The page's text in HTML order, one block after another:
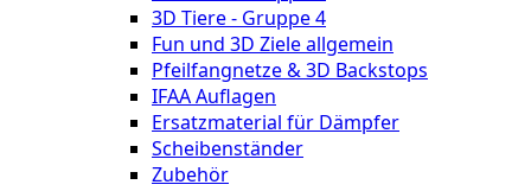
3D Tiere - Gruppe 4
Fun und 3D Ziele allgemein
Pfeilfangnetze & 3D Backstops
IFAA Auflagen
Ersatzmaterial für Dämpfer
Scheibenständer
Zubehör